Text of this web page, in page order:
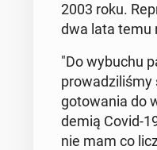
2003 roku.
dwa lata temu
"Do wybuchu
pro­wa­dzi­li­śmy
go­to­wa­nia do
de­mią Covid-
nie mam co